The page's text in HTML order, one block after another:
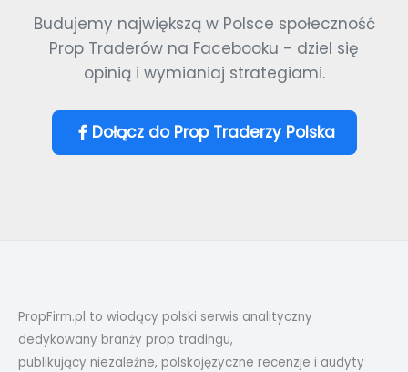
Budujemy największą w Polsce społeczność
Prop Traderów na Facebooku - dziel się
opinią i wymianiaj strategiami.
Dołącz do Prop Traderzy Polska
PropFirm.pl to wiodący polski serwis analityczny
dedykowany branży prop tradingu,
publikujący niezależne, polskojęzyczne recenzje i audyty